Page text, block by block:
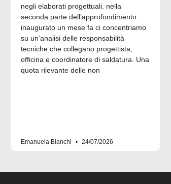
negli elaborati progettuali. nella
seconda parte dell’approfondimento
inaugurato un mese fa ci concentriamo
su un’analisi delle responsabilità
tecniche che collegano progettista,
officina e coordinatore di saldatura. Una
quota rilevante delle non
Emanuela Bianchi 24/07/2026